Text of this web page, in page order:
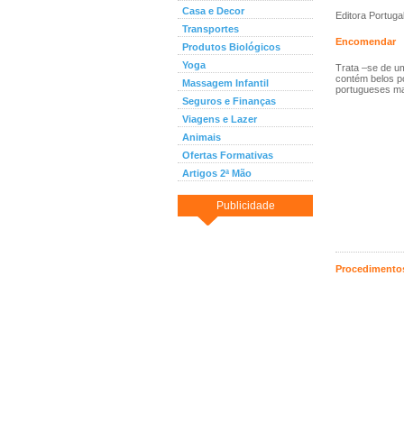
Casa e Decor
Transportes
Produtos Biológicos
Yoga
Massagem Infantil
Seguros e Finanças
Viagens e Lazer
Animais
Ofertas Formativas
Artigos 2ª Mão
Publicidade
Editora
Encomendar
Trata –se de
contém belos
portugueses